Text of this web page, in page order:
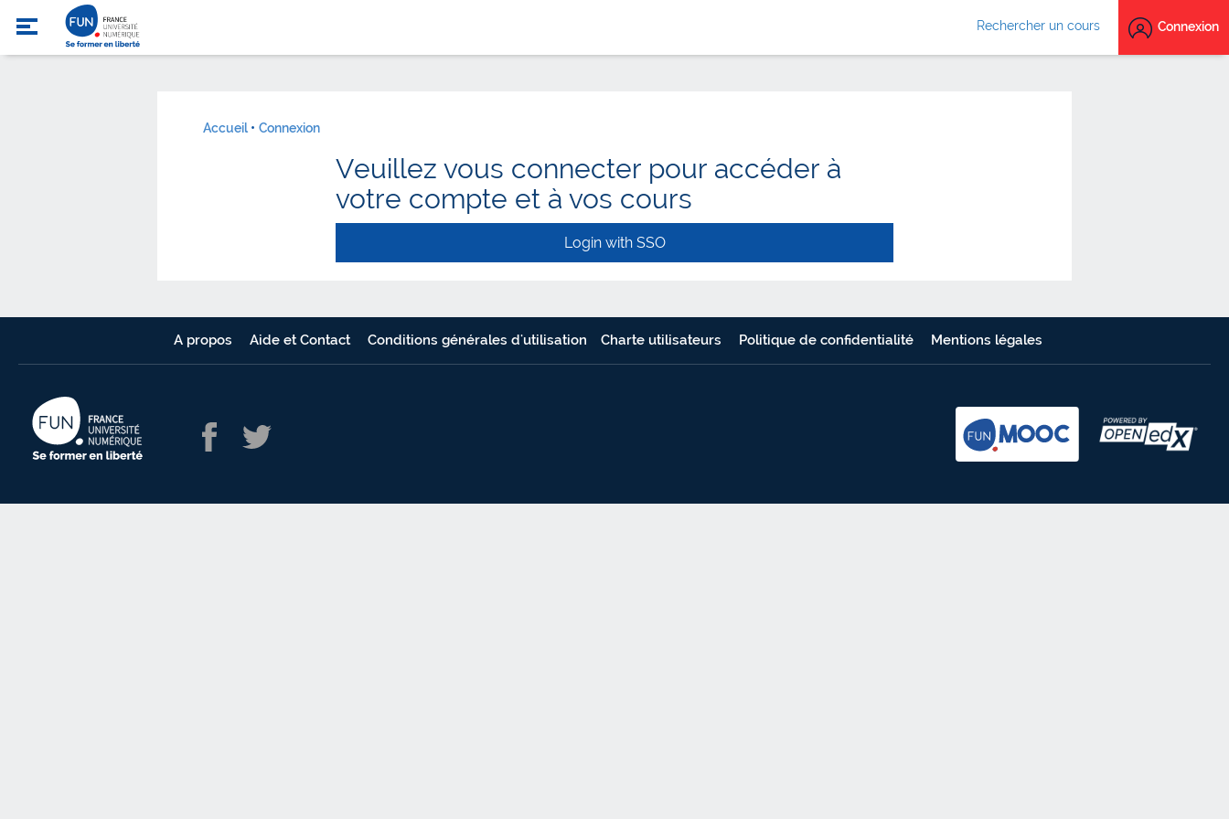
Rechercher un cours Connexion
Accueil Connexion
Veuillez vous connecter pour accéder à
votre compte et à vos cours
Login with SSO
A propos Aide et Contact Conditions générales d'utilisation Charte utilisateurs Politique de confidentialité Mentions légales